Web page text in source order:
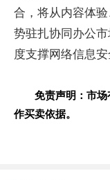
合，将从内容体
势驻扎协同办公
度支撑网络信息安
免责声明：市
作买卖依据。